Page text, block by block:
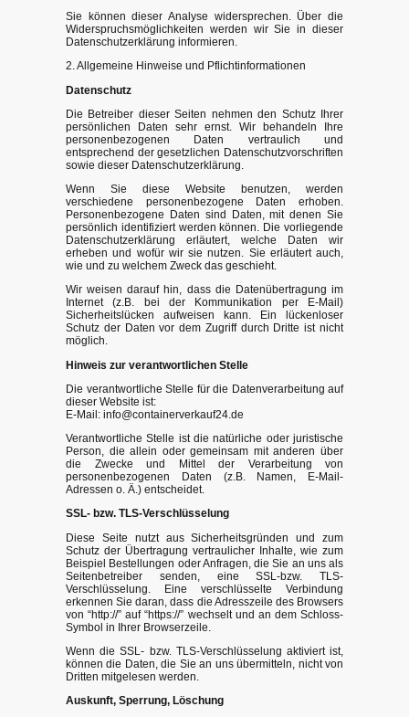
Sie können dieser Analyse widersprechen. Über die
Widerspruchsmöglichkeiten werden wir Sie in dieser
Datenschutzerklärung informieren.
2. Allgemeine Hinweise und Pflichtinformationen
Datenschutz
Die Betreiber dieser Seiten nehmen den Schutz Ihrer
persönlichen Daten sehr ernst. Wir behandeln Ihre
personenbezogenen Daten vertraulich und
entsprechend der gesetzlichen Datenschutzvorschriften
sowie dieser Datenschutzerklärung.
Wenn Sie diese Website benutzen, werden
verschiedene personenbezogene Daten erhoben.
Personenbezogene Daten sind Daten, mit denen Sie
persönlich identifiziert werden können. Die vorliegende
Datenschutzerklärung erläutert, welche Daten wir
erheben und wofür wir sie nutzen. Sie erläutert auch,
wie und zu welchem Zweck das geschieht.
Wir weisen darauf hin, dass die Datenübertragung im
Internet (z.B. bei der Kommunikation per E-Mail)
Sicherheitslücken aufweisen kann. Ein lückenloser
Schutz der Daten vor dem Zugriff durch Dritte ist nicht
möglich.
Hinweis zur verantwortlichen Stelle
Die verantwortliche Stelle für die Datenverarbeitung auf
dieser Website ist:
E-Mail: info@containerverkauf24.de
Verantwortliche Stelle ist die natürliche oder juristische
Person, die allein oder gemeinsam mit anderen über
die Zwecke und Mittel der Verarbeitung von
personenbezogenen Daten (z.B. Namen, E-Mail-
Adressen o. Ä.) entscheidet.
SSL- bzw. TLS-Verschlüsselung
Diese Seite nutzt aus Sicherheitsgründen und zum
Schutz der Übertragung vertraulicher Inhalte, wie zum
Beispiel Bestellungen oder Anfragen, die Sie an uns als
Seitenbetreiber senden, eine SSL-bzw. TLS-
Verschlüsselung. Eine verschlüsselte Verbindung
erkennen Sie daran, dass die Adresszeile des Browsers
von “http://” auf “https://” wechselt und an dem Schloss-
Symbol in Ihrer Browserzeile.
Wenn die SSL- bzw. TLS-Verschlüsselung aktiviert ist,
können die Daten, die Sie an uns übermitteln, nicht von
Dritten mitgelesen werden.
Auskunft, Sperrung, Löschung